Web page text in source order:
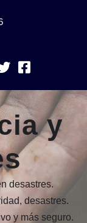
y
desastres.
desastres.
y más seguro.